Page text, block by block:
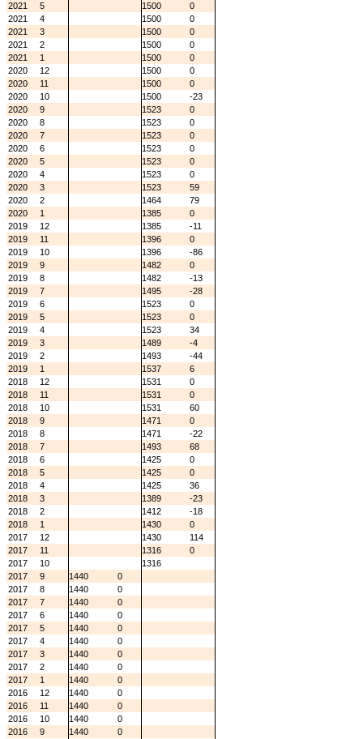
2021
5 1500
0
2021
4 1500
0
2021
3 1500
0
2021
2 1500
0
2021
1 1500
0
2020
12 1500
0
2020
11 1500
0
2020
10 1500
-23
2020
9 1523
0
2020
8 1523
0
2020
7 1523
0
2020
6 1523
0
2020
5 1523
0
2020
4 1523
0
2020
3 1523
59
2020
2 1464
79
2020
1 1385
0
2019
12 1385
-11
2019
11 1396
0
2019
10 1396
-86
2019
9 1482
0
2019
8 1482
-13
2019
7 1495
-28
2019
6 1523
0
2019
5 1523
0
2019
4 1523
34
2019
3 1489
-4
2019
2 1493
-44
2019
1 1537
6
2018
12 1531
0
2018
11 1531
0
2018
10 1531
60
2018
9 1471
0
2018
8 1471
-22
2018
7 1493
68
2018
6 1425
0
2018
5 1425
0
2018
4 1425
36
2018
3 1389
-23
2018
2 1412
-18
2018
1 1430
0
2017
12 1430
114
2017
11 1316
0
2017
10
1316
2017
9 1440
0
2017
8 1440
0
2017
7 1440
0
2017
6 1440
0
2017
5 1440
0
2017
4 1440
0
2017
3 1440
0
2017
2 1440
0
2017
1 1440
0
2016
12 1440
0
2016
11 1440
0
2016
10 1440
0
2016
9 1440
0